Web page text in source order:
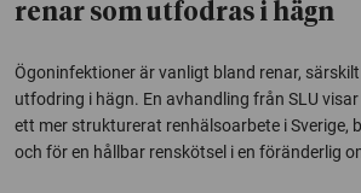
renar som utfodras i hägn
Ögoninfektioner är vanligt bland renar,
utfodring i hägn. En avhandling från SLU
ett mer strukturerat renhälsoarbete i Sverige,
och för en hållbar renskötsel i en föränderlig